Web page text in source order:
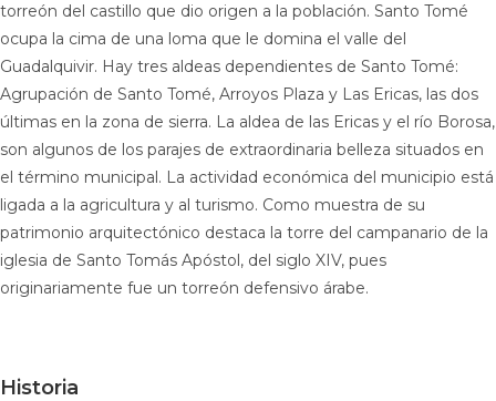
torreón del castillo que dio origen a la población. Santo Tomé
ocupa la cima de una loma que le domina el valle del
Guadalquivir. Hay tres aldeas dependientes de Santo Tomé:
Agrupación de Santo Tomé, Arroyos Plaza y Las Ericas, las dos
últimas en la zona de sierra. La aldea de las Ericas y el río Borosa,
son algunos de los parajes de extraordinaria belleza situados en
el término municipal. La actividad económica del municipio está
ligada a la agricultura y al turismo. Como muestra de su
patrimonio arquitectónico destaca la torre del campanario de la
iglesia de Santo Tomás Apóstol, del siglo XIV, pues
originariamente fue un torreón defensivo árabe.
Historia